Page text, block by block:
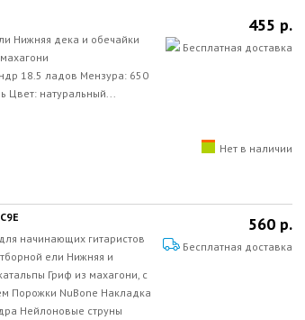
Нижняя дека и обечайки
18.5 ладов Мензура: 650
Цвет: натуральный...
455 р.
Бесплатная доставка
Нет в наличии
начинающих гитаристов
ели Нижняя и
Гриф из махагони, с
Порожки NuBone Накладка
Нейлоновые струны
560 р.
Бесплатная доставка